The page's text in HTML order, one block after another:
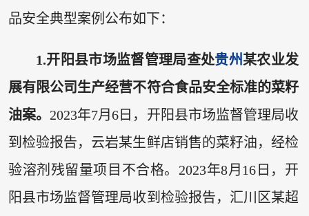
品安全典型案例公布如下：
1.开阳县市场监督管理局查处贵州某农业发
展有限公司生产经营不符合食品安全标准的菜籽
油案。 2023年7月6日，开阳县市场监督管理局收
到检验报告，云岩某生鲜店销售的菜籽油，经检
验溶剂残留量项目不合格。2023年8月16日，开
阳县市场监督管理局收到检验报告，汇川区某超